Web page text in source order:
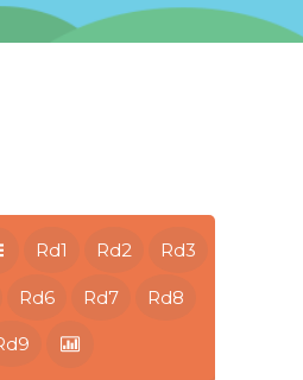
Rd1 Rd2 Rd3
Rd6 Rd7 Rd8